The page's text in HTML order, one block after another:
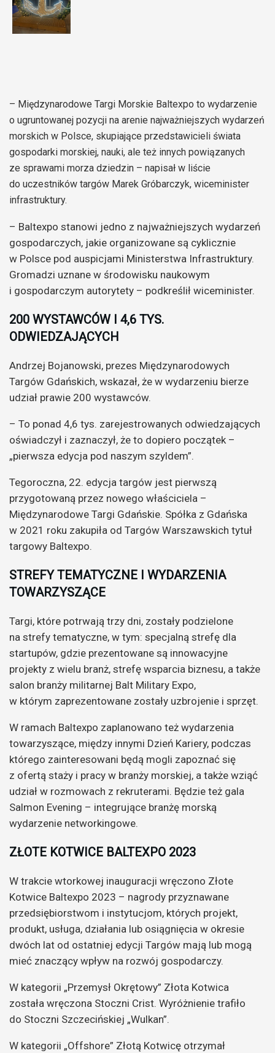
– Międzynarodowe Targi Morskie Baltexpo to wydarzenie
o ugruntowanej pozycji na arenie najważniejszych wydarzeń
morskich w Polsce, skupiające przedstawicieli świata
gospodarki morskiej, nauki, ale też innych powiązanych
ze sprawami morza dziedzin – napisał w liście
do uczestników targów Marek Gróbarczyk, wiceminister
infrastruktury.
– Baltexpo stanowi jedno z najważniejszych wydarzeń
gospodarczych, jakie organizowane są cyklicznie
w Polsce pod auspicjami Ministerstwa Infrastruktury.
Gromadzi uznane w środowisku naukowym
i gospodarczym autorytety – podkreślił wiceminister.
200 WYSTAWCÓW I 4,6 TYS.
ODWIEDZAJĄCYCH
Andrzej Bojanowski, prezes Międzynarodowych
Targów Gdańskich, wskazał, że w wydarzeniu bierze
udział prawie 200 wystawców.
– To ponad 4,6 tys. zarejestrowanych odwiedzających
oświadczył i zaznaczył, że to dopiero początek –
„pierwsza edycja pod naszym szyldem”.
Tegoroczna, 22. edycja targów jest pierwszą
przygotowaną przez nowego właściciela –
Międzynarodowe Targi Gdańskie. Spółka z Gdańska
w 2021 roku zakupiła od Targów Warszawskich tytuł
targowy Baltexpo.
STREFY TEMATYCZNE I WYDARZENIA
TOWARZYSZĄCE
Targi, które potrwają trzy dni, zostały podzielone
na strefy tematyczne, w tym: specjalną strefę dla
startupów, gdzie prezentowane są innowacyjne
projekty z wielu branż, strefę wsparcia biznesu, a także
salon branży militarnej Balt Military Expo,
w którym zaprezentowane zostały uzbrojenie i sprzęt.
W ramach Baltexpo zaplanowano też wydarzenia
towarzyszące, między innymi Dzień Kariery, podczas
którego zainteresowani będą mogli zapoznać się
z ofertą staży i pracy w branży morskiej, a także wziąć
udział w rozmowach z rekruterami. Będzie też gala
Salmon Evening – integrujące branżę morską
wydarzenie networkingowe.
ZŁOTE KOTWICE BALTEXPO 2023
W trakcie wtorkowej inauguracji wręczono Złote
Kotwice Baltexpo 2023 – nagrody przyznawane
przedsiębiorstwom i instytucjom, których projekt,
produkt, usługa, działania lub osiągnięcia w okresie
dwóch lat od ostatniej edycji Targów mają lub mogą
mieć znaczący wpływ na rozwój gospodarczy.
W kategorii „Przemysł Okrętowy” Złota Kotwica
została wręczona Stoczni Crist. Wyróżnienie trafiło
do Stoczni Szczecińskiej „Wulkan”.
W kategorii „Offshore” Złotą Kotwicę otrzymał